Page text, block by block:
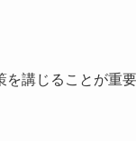
講じることが重要